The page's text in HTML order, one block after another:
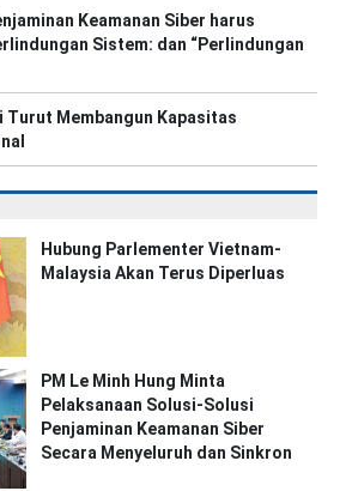
Keamanan Siber harus
Sistem: dan “Perlindungan
Turut Membangun Kapasitas
Hubung Parlementer Vietnam-
Malaysia Akan Terus Diperluas
PM Le Minh Hung Minta
Pelaksanaan Solusi-Solusi
Penjaminan Keamanan Siber
Secara Menyeluruh dan Sinkron